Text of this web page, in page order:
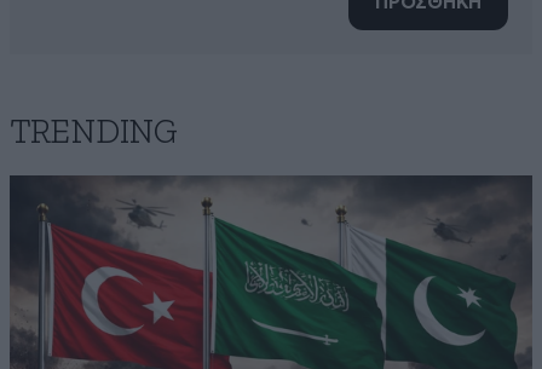
TRENDING